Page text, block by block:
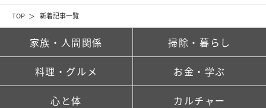
TOP 新着記事一覧
家族・人間関係 掃除・暮らし
料理・グルメ お金・学ぶ
心と体 カルチャー